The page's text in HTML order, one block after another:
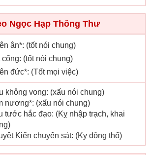
Ngọc Hạp Thông Thư
ân*: (tốt nói chung)
cống: (tốt nói chung)
đức*: (Tốt mọi việc)
không vong: (xấu nói chung)
nương*: (xấu nói chung)
tước hắc đạo: (Kỵ nhập trạch, khai
Kiến chuyển sát: (Kỵ động thổ)